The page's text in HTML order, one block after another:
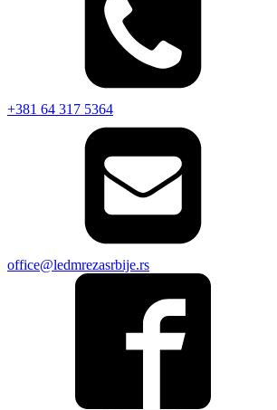
+381 64 317 5364
office@ledmrezasrbije.rs